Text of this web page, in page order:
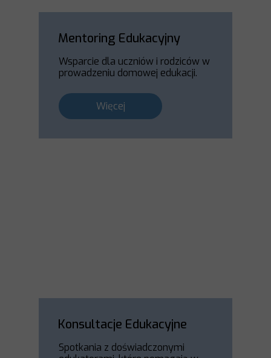
Konsultacje Edukacyjne
Spotkania z doświadczonymi
Mentoring Edukacyjny
Więcej
Wsparcie dla uczniów i rodziców w
prowadzeniu domowej edukacji.